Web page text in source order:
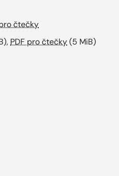
čtečky
PDF pro čtečky(5 MiB)